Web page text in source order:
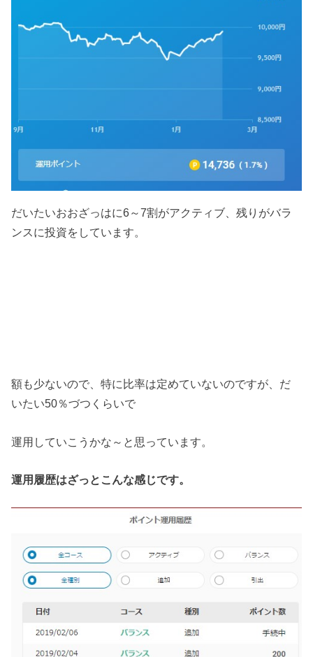
だいたいおおざっはに6～7割がアクティブ、残りがバラ
ンスに投資をしています。
額も少ないので、特に比率は定めていないのですが、だ
いたい50％づつくらいで
運用していこうかな～と思っています。
運用履歴はざっとこんな感じです。